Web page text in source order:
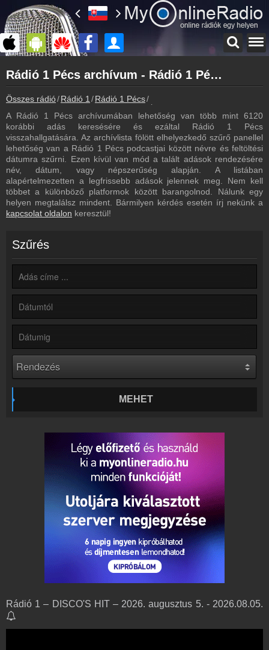
myonlineradio.hu
Rádió 1 Pécs
Vissza a Rádió 1 Pécs oldalára
Bejelentkezés
Hozz létre saját fiókot!
Most szól
Tudd meg mi szólt eddig
Frekvenciák
Rádió 1 Pécs frekvencia
Műsorújság
Webkamera
Rádió 1 Pécs webkamera, élőkép
Hírek
Rádió 1 Pécs kapcsolatos hírek
Írj nekünk!
Rádiós partnerek
Rádió beágyazás
Ágyazd be weboldaladba
Rádió 1 Pécs archívum - Rádió 1 Pécs podcasts - Rádió 1 Pécs visszahallgatás
Összes rádió Rádió 1 Rádió 1 Pécs
A Rádió 1 Pécs archívumában lehetőség van több mint 6120
korábbi adás keresésére és ezáltal Rádió 1 Pécs
visszahallgatására. Az archívlista fölött elhelyezkedő szűrő panellel
lehetőség van a Rádió 1 Pécs podcastjai között névre és feltöltési
dátumra szűrni. Ezen kívül van mód a talált adások rendezésére
név, dátum, vagy népszerűség alapján. A listában
alapértelmezetten a legfrissebb adások jelennek meg. Nem kell
többet a különböző platformok között barangolnod. Nálunk egy
helyen megtalálsz mindent. Bármilyen kérdés esetén írj nekünk a
kapcsolat oldalon keresztül!
Szűrés
MEHET
Rádió 1 – DISCO'S HIT – 2026. augusztus 5. - 2026.08.05.